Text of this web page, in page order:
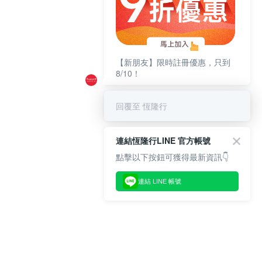
【新朋友】限時註冊優惠，只到
8/10！
回覆至 恆隆行
連結恆隆行LINE 官方帳號
點擊以下按鈕可獲得最新資訊👇
連結 LINE 帳號